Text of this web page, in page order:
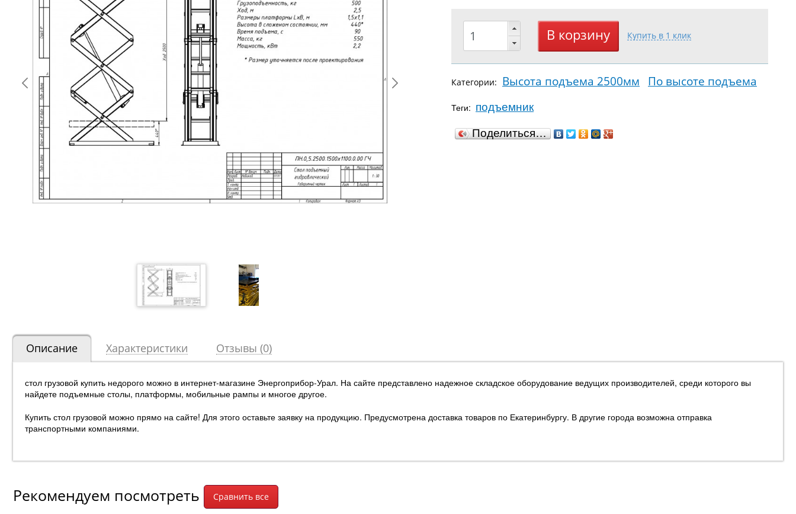
Категории: Высота подъема 2500мм По высоте подъема
Теги: подъемник
Поделиться…
Описание Характеристики Отзывы (0)
стол грузовой купить недорого можно в интернет-магазине Энергоприбор-Урал. На сайте представлено надежное складское оборудование ведущих производителей, среди которого вы
найдете подъемные столы, платформы, мобильные рампы и многое другое.
Купить стол грузовой можно прямо на сайте! Для этого оставьте заявку на продукцию. Предусмотрена доставка товаров по Екатеринбургу. В другие города возможна отправка
транспортными компаниями.
Рекомендуем посмотреть